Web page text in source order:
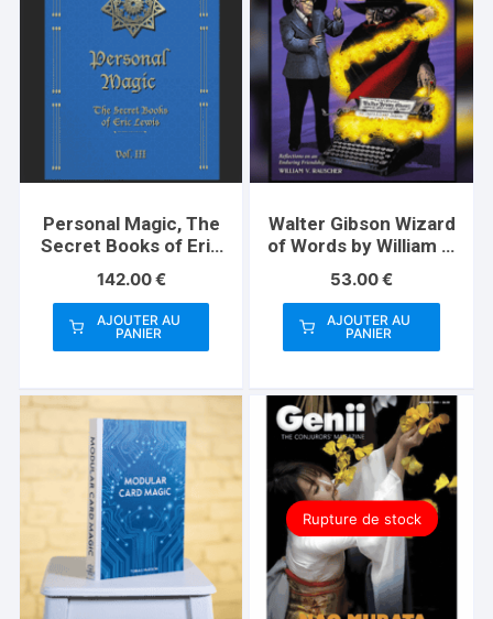
Personal Magic, The
Secret Books of Eric
Lewis, Vol.3
142.00€
AJOUTER AU
PANIER
Walter Gibson Wizard
of Words by William V.
Rauscher
53.00€
AJOUTER AU
PANIER
Rupture de stock